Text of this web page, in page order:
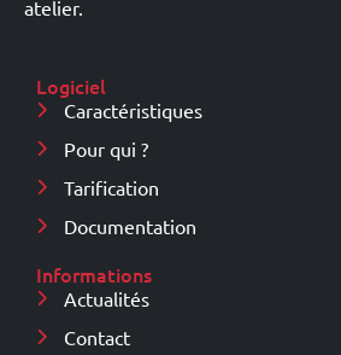
Logiciel
Caractéristiques
Pour qui ?
Tarification
Documentation
Informations
Actualités
Contact
atelier.